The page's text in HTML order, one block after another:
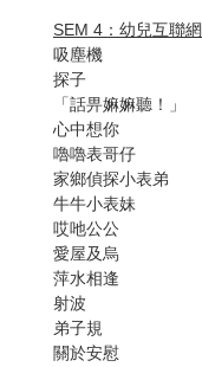
SEM 4：幼兒互聯網
吸塵機
探子
「話畀嫲嫲聽！」
心中想你
嚕嚕表哥仔
家鄉偵探小表弟
牛牛小表妹
哎吔公公
愛屋及烏
萍水相逢
射波
弟子規
關於安慰